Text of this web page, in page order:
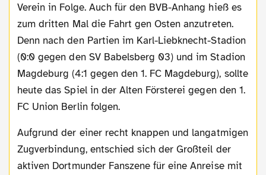
Verein in Folge. Auch für den BVB-Anhang hieß es
zum dritten Mal die Fahrt gen Osten anzutreten.
Denn nach den Partien im Karl-Liebknecht-Stadion
(0:0 gegen den SV Babelsberg 03) und im Stadion
Magdeburg (4:1 gegen den 1. FC Magdeburg), sollte
heute das Spiel in der Alten Försterei gegen den 1.
FC Union Berlin folgen.
Aufgrund der einer recht knappen und langatmigen
Zugverbindung, entschied sich der Großteil der
aktiven Dortmunder Fanszene für eine Anreise mit